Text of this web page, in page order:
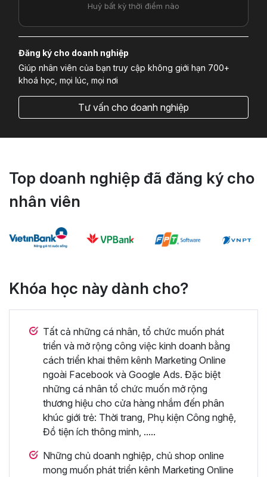
Huỷ bất kỳ thời điểm nào
Đăng ký cho doanh nghiệp
Giúp nhân viên của bạn truy cập không giới hạn 700+
khoá học, mọi lúc, mọi nơi
Tư vấn cho doanh nghiệp
Top doanh nghiệp đã đăng ký cho
nhân viên
Khóa học này dành cho?
Tất cả những cá nhân, tổ chức muốn phát
triển và mở rộng công việc kinh doanh bằng
cách triển khai thêm kênh Marketing Online
ngoài Facebook và Google Ads. Đặc biệt
những cá nhân tổ chức muốn mở rộng
thương hiệu cho cửa hàng nhắm đến phân
khúc giới trẻ: Thời trang, Phụ kiện Công nghệ,
Đồ tiện ích thông minh, .....
Những chủ doanh nghiệp, chủ shop online
mong muốn phát triển kênh Marketing Online